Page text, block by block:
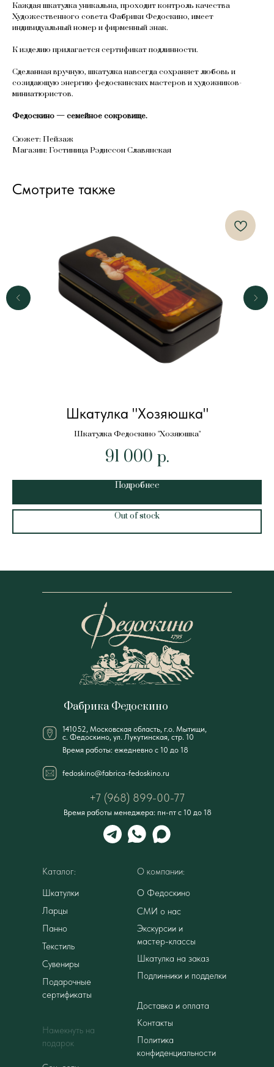
Каждая шкатулка уникальна, проходит контроль качества
Художественного совета Фабрики Федоскино, имеет
индивидуальный номер и фирменный знак.
К изделию прилагается сертификат подлинности.
Сделанная вручную, шкатулка навсегда сохраняет любовь и
созидающую энергию федоскинских мастеров и художников-
миниатюристов.
Федоскино — семейное сокровище.
Сюжет: Пейзаж
Магазин: Гостиница Рэдиссон Славянская
Смотрите также
Шкатулка "Хозяюшка"
Шкатулка Федоскино "Хозяюшка"
91 000 р.
Подробнее
Out of stock
141052, Московская область, г.о. Мытищи,
с. Федоскино, ул. Лукутинская, стр. 10
Фабрика Федоскино
+7 (968) 899-00-77
Время работы: ежедневно с 10 до 18
Время работы менеджера: пн-пт с 10 до 18
Каталог:
Шкатулки
Ларцы
Панно
Текстиль
Сувениры
Подарочные
сертификаты
Намекнуть на
подарок
О компании:
О Федоскино
Контакты
Экскурсии и
мастер-классы
Подлинники и подделки
Доставка и оплата
fedoskino@fabrica-fedoskino.ru
Шкатулка на заказ
Политика
конфиденциальности
СМИ о нас